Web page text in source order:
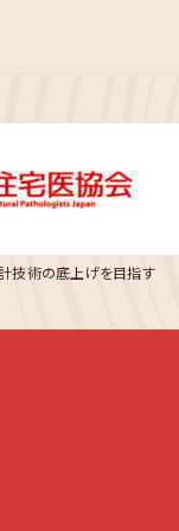
技術の底上げを目指す